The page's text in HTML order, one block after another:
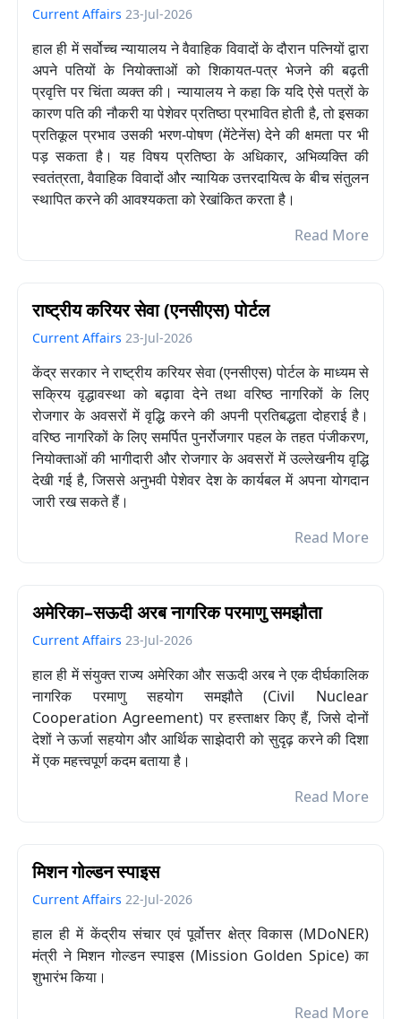
Current Affairs 23-Jul-2026
हाल ही में सर्वोच्च न्यायालय ने वैवाहिक विवादों के दौरान पत्नियों द्वारा
अपने पतियों के नियोक्ताओं को शिकायत-पत्र भेजने की बढ़ती
प्रवृत्ति पर चिंता व्यक्त की। न्यायालय ने कहा कि यदि ऐसे पत्रों के
कारण पति की नौकरी या पेशेवर प्रतिष्ठा प्रभावित होती है, तो इसका
प्रतिकूल प्रभाव उसकी भरण-पोषण (मेंटेनेंस) देने की क्षमता पर भी
पड़ सकता है। यह विषय प्रतिष्ठा के अधिकार, अभिव्यक्ति की
स्वतंत्रता, वैवाहिक विवादों और न्यायिक उत्तरदायित्व के बीच संतुलन
स्थापित करने की आवश्यकता को रेखांकित करता है।
Read More
राष्ट्रीय करियर सेवा (एनसीएस) पोर्टल
Current Affairs 23-Jul-2026
केंद्र सरकार ने राष्ट्रीय करियर सेवा (एनसीएस) पोर्टल के माध्यम से
सक्रिय वृद्धावस्था को बढ़ावा देने तथा वरिष्ठ नागरिकों के लिए
रोजगार के अवसरों में वृद्धि करने की अपनी प्रतिबद्धता दोहराई है।
वरिष्ठ नागरिकों के लिए समर्पित पुनर्रोजगार पहल के तहत पंजीकरण,
नियोक्ताओं की भागीदारी और रोजगार के अवसरों में उल्लेखनीय वृद्धि
देखी गई है, जिससे अनुभवी पेशेवर देश के कार्यबल में अपना योगदान
जारी रख सकते हैं।
Read More
अमेरिका–सऊदी अरब नागरिक परमाणु समझौता
Current Affairs 23-Jul-2026
हाल ही में संयुक्त राज्य अमेरिका और सऊदी अरब ने एक दीर्घकालिक
नागरिक परमाणु सहयोग समझौते (Civil Nuclear
Cooperation Agreement) पर हस्ताक्षर किए हैं, जिसे दोनों
देशों ने ऊर्जा सहयोग और आर्थिक साझेदारी को सुदृढ़ करने की दिशा
में एक महत्त्वपूर्ण कदम बताया है।
Read More
मिशन गोल्डन स्पाइस
Current Affairs 22-Jul-2026
हाल ही में केंद्रीय संचार एवं पूर्वोत्तर क्षेत्र विकास (MDoNER)
मंत्री ने मिशन गोल्डन स्पाइस (Mission Golden Spice) का
शुभारंभ किया।
Read More